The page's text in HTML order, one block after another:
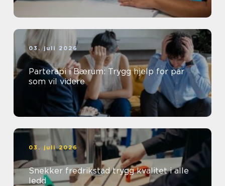
03. juli 2026
Parterapi i Bærum: Trygg hjelp for par
som vil videre
03. juli 2026
Snekker fredrikstad trygg kvalitet i alle
ledd